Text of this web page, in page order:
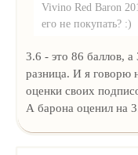
Vivino Red Baron
его не покупать? :)
3.6 - это 86 баллов,
разница. И я говорю
оценки своих
А барона оценил на